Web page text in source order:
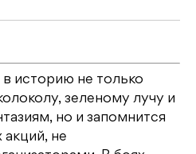
историю не только
зеленому лучу и
но и запомнится
акций, не